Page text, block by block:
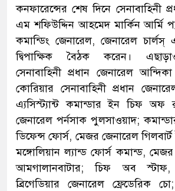
কনফারেন্সের শেষ দিনে সেনাবাহিনী
এম শফিউদ্দিন আহমেদ মার্কিন আর্মি
কমান্ডিং জেনারেল, জেনারেল
দ্বিপাক্ষিক বৈঠক করেন।
সেনাবাহিনী প্রধান জেনারেল
কোরিয়ার সেনাবাহিনী প্রধান
এ্যসিস্ট্যান্ট কমান্ডার ইন চিফ অফ
জেনারেল পর্নসাক পুলসাওয়াদ;
ডিফেন্স ফোর্স, মেজর জেনারেল
মঙ্গোলিয়ান ল্যান্ড ফোর্স কমান্ড,
আমগালানবাটার; চিফ অব স্টাফ,
ব্রিগেডিয়ার জেনারেল ফ্রেডেরিক